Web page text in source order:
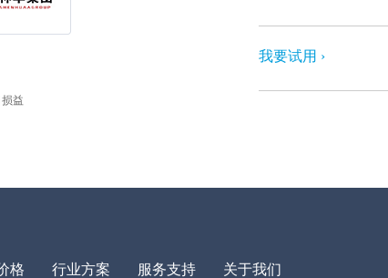
益
我要试用 ›
格 行业方案 服务支持 关于我们